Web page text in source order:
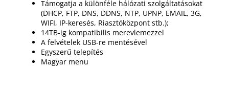
Támogatja a különféle hálózati szolgáltatásokat
(DHCP, FTP, DNS, DDNS, NTP, UPNP, EMAIL, 3G,
WIFI, IP-keresés, Riasztóközpont stb.);
14TB-ig kompatibilis merevlemezzel
A felvételek USB-re mentésével
Egyszerű telepítés
Magyar menu